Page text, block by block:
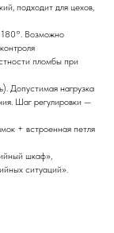
подходит для цехов,
180°. Возможно
пломбы при
Допустимая нагрузка
Шаг регулировки —
+ встроенная петля
шкаф»,
ситуаций».